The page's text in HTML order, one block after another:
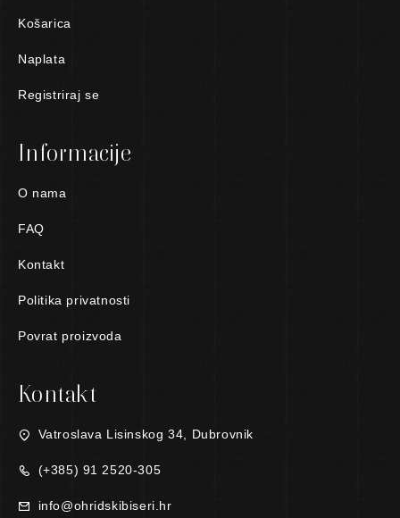
Košarica
Naplata
Registriraj se
Informacije
O nama
FAQ
Kontakt
Politika privatnosti
Povrat proizvoda
Kontakt
Vatroslava Lisinskog 34, Dubrovnik
(+385) 91 2520-305
info@ohridskibiseri.hr